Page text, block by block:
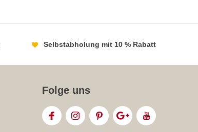
Selbstabholung mit 10 % Rabatt
Folge uns